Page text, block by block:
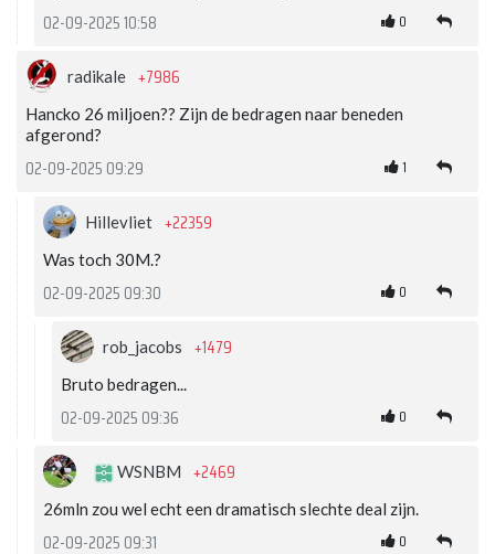
02-09-2025 10:58 0
radikale +7986
Hancko 26 miljoen?? Zijn de bedragen naar beneden
afgerond?
02-09-2025 09:29 1
Hillevliet +22359
Was toch 30M.?
02-09-2025 09:30 0
rob_jacobs +1479
Bruto bedragen...
02-09-2025 09:36 0
WSNBM +2469
26mln zou wel echt een dramatisch slechte deal zijn.
02-09-2025 09:31 0